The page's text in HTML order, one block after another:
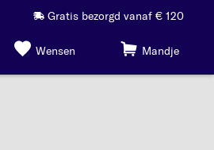
Gratis bezorgd vanaf € 120
Wensen Mandje